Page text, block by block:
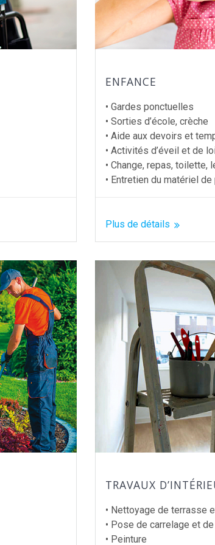
ENFANCE
• Gardes ponctuelles
• Sorties d’école, crèche
• Aide aux devoirs et
• Activités d’éveil et de
• Change, repas, toilette,
• Entretien du matériel
Plus de détails
TRAVAUX
• Nettoyage de terrasse
• Pose de carrelage et
• Peinture